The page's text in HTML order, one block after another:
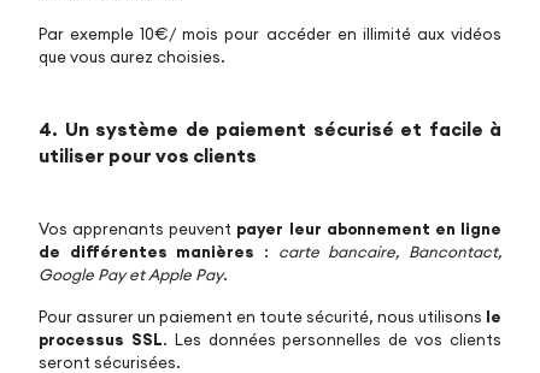
Par exemple 10€/ mois pour accéder en illimité aux vidéos
que vous aurez choisies.
4. Un système de paiement sécurisé et facile à
utiliser pour vos clients
Vos apprenants peuvent payer leur abonnement en ligne
de différentes manières : carte bancaire, Bancontact,
Google Pay et Apple Pay.
Pour assurer un paiement en toute sécurité, nous utilisons le
processus SSL. Les données personnelles de vos clients
seront sécurisées.